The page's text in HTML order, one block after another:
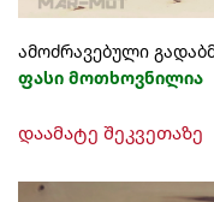
ამოძრავებული
ფასი მოთხოვნილია
დაამატე შეკვეთაზე